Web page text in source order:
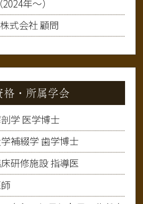
年～）
式会社 顧問
格・所属学会
学 医学博士
補綴学 歯学博士
研修施設 指導医